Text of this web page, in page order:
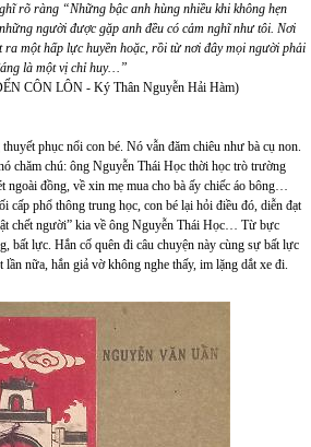
rõ ràng “Những bậc anh hùng nhiều khi không hẹn
người được gặp anh đều có cảm nghĩ như tôi. Nơi
ra một hấp lực huyền hoặc, rồi từ nơi đây mọi người phải
là một vị chỉ huy…”
CÔN LÔN - Ký Thân Nguyễn Hải Hàm)
phục nổi con bé. Nó vẫn đăm chiêu như bà cụ non.
chăm chú: ông Nguyễn Thái Học thời học trò trường
ngoài đồng, về xin mẹ mua cho bà ấy chiếc áo bông…
cấp phổ thông trung học, con bé lại hỏi điều đó, diễn đạt
chết người” kia về ông Nguyễn Thái Học… Từ bực
bất lực. Hắn cố quên đi câu chuyện này cùng sự bất lực
nữa, hắn giả vờ không nghe thấy, im lặng dắt xe đi.